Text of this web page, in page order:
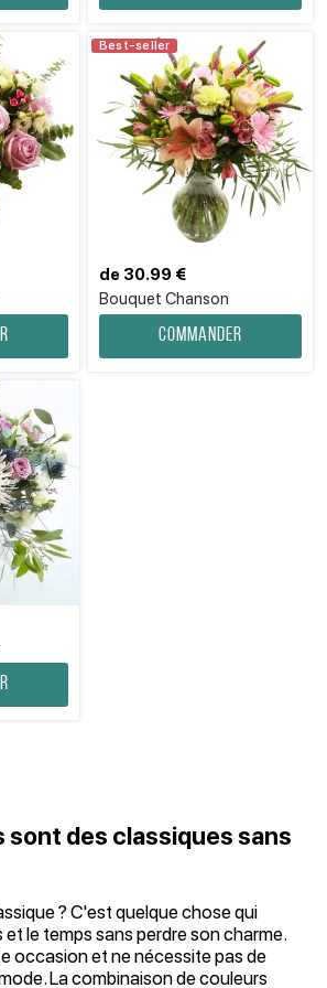
Best-seller
Bouquet Chanson
de 30.99 €
Commander
sont des classiques sans
? C'est quelque chose qui
et le temps sans perdre son charme.
occasion et ne nécessite pas de
La combinaison de couleurs